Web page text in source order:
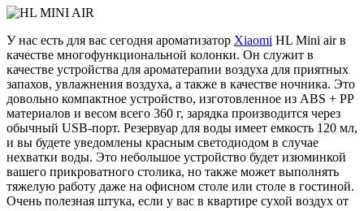
У нас есть для вас сегодня ароматизатор Xiaomi HL Mini air в
качестве многофункциональной колонки. Он служит в
качестве устройства для ароматерапии воздуха для приятных
запахов, увлажнения воздуха, а также в качестве ночника. Это
довольно компактное устройство, изготовленное из ABS + PP
материалов и весом всего 360 г, зарядка производится через
обычный USB-порт. Резервуар для воды имеет емкость 120 мл,
и вы будете уведомлены красным светодиодом в случае
нехватки воды. Это небольшое устройство будет изюминкой
вашего прикроватного столика, но также может выполнять
тяжелую работу даже на офисном столе или столе в гостиной.
Очень полезная штука, если у вас в квартире сухой воздух от